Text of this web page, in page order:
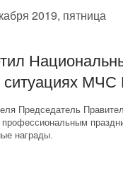
2019, пятница
ситуациях МЧС
Председатель
награды.